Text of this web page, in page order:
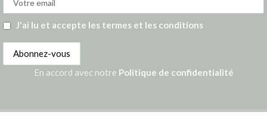
J'ai lu et accepte les termes et les conditions
En accord avec notre Politique de confidentialité